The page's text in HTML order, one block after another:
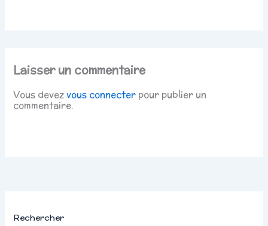
Laisser un commentaire
Vous devezvous connecter pour publier un
commentaire.
Rechercher